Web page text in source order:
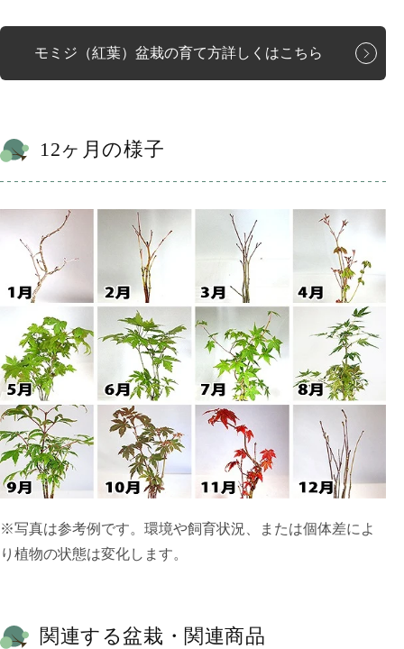
モミジ（紅葉）盆栽の育て方詳しくはこちら
12ヶ月の様子
※写真は参考例です。環境や飼育状況、または個体差によ
り植物の状態は変化します。
関連する盆栽・関連商品